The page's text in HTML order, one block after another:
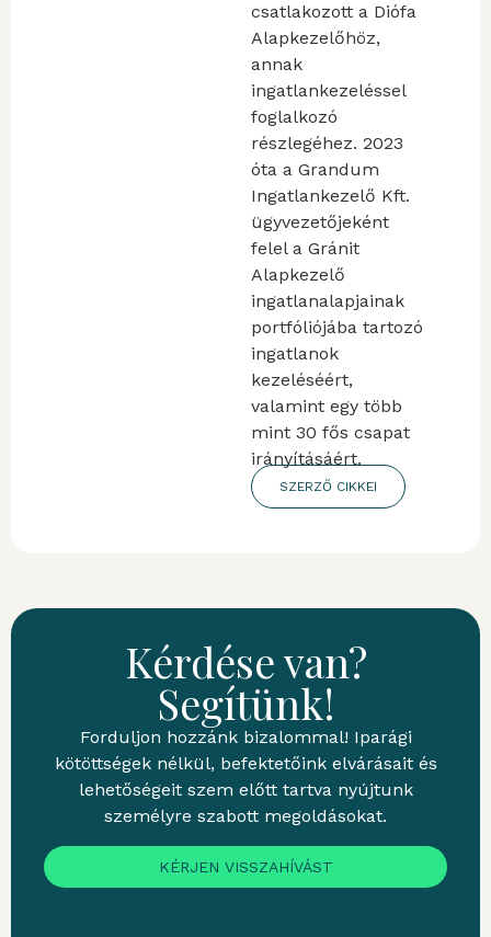
csatlakozott a Diófa
Alapkezelőhöz,
annak
ingatlankezeléssel
foglalkozó
részlegéhez. 2023
óta a Grandum
Ingatlankezelő Kft.
ügyvezetőjeként
felel a Gránit
Alapkezelő
ingatlanalapjainak
portfóliójába tartozó
ingatlanok
kezeléséért,
valamint egy több
mint 30 fős csapat
irányításáért.
SZERZŐ CIKKEI
Kérdése van?
Segítünk!
Forduljon hozzánk bizalommal! Iparági
kötöttségek nélkül, befektetőink elvárásait és
lehetőségeit szem előtt tartva nyújtunk
személyre szabott megoldásokat.
KÉRJEN VISSZAHÍVÁST